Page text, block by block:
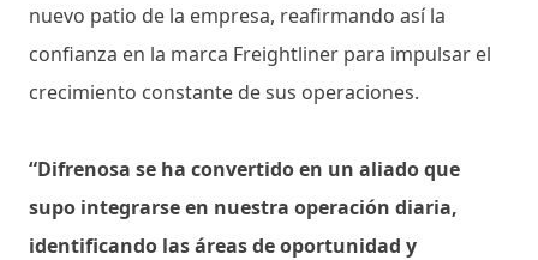
nuevo patio de la empresa, reafirmando así la
confianza en la marca Freightliner para impulsar el
crecimiento constante de sus operaciones.
“Difrenosa se ha convertido en un aliado que
supo integrarse en nuestra operación diaria,
identificando las áreas de oportunidad y